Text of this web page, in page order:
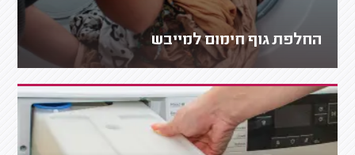
החלפת גוף חימום למייבש